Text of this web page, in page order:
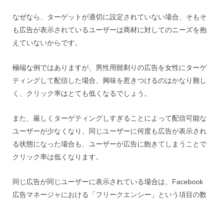
なぜなら、ターゲットが適切に設定されていない場合、そもそ
も広告が表示されているユーザーは商材に対してのニーズを抱
えていないからです。
極端な例ではありますが、男性用髭剃りの広告を女性にターゲ
ティングして配信した場合、興味を惹きつけるのはかなり難し
く、クリック率はとても低くなるでしょう。
また、厳しくターゲティングしすぎることによって配信可能な
ユーザーが少なくなり、同じユーザーに何度も広告が表示され
る状態になった場合も、ユーザーが広告に飽きてしまうことで
クリック率は低くなります。
同じ広告が同じユーザーに表示されている場合は、Facebook
広告マネージャにおける「フリークエンシー」という項目の数